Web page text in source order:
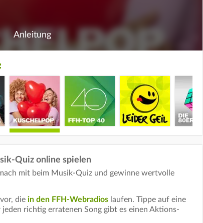
Anleitung
Quiz online spielen
mit beim Musik-Quiz und gewinne wertvolle
die in den FFH-Webradios laufen. Tippe auf eine
richtig erratenen Song gibt es einen Aktions-